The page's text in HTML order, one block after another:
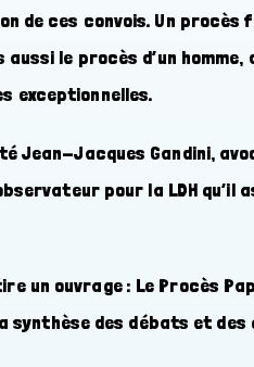
de ces convois. Un procès
aussi le procès d’un
exceptionnelles.
Jean-Jacques Gandini,
pour la LDH
un ouvrage : Le Procès
synthèse des débats et